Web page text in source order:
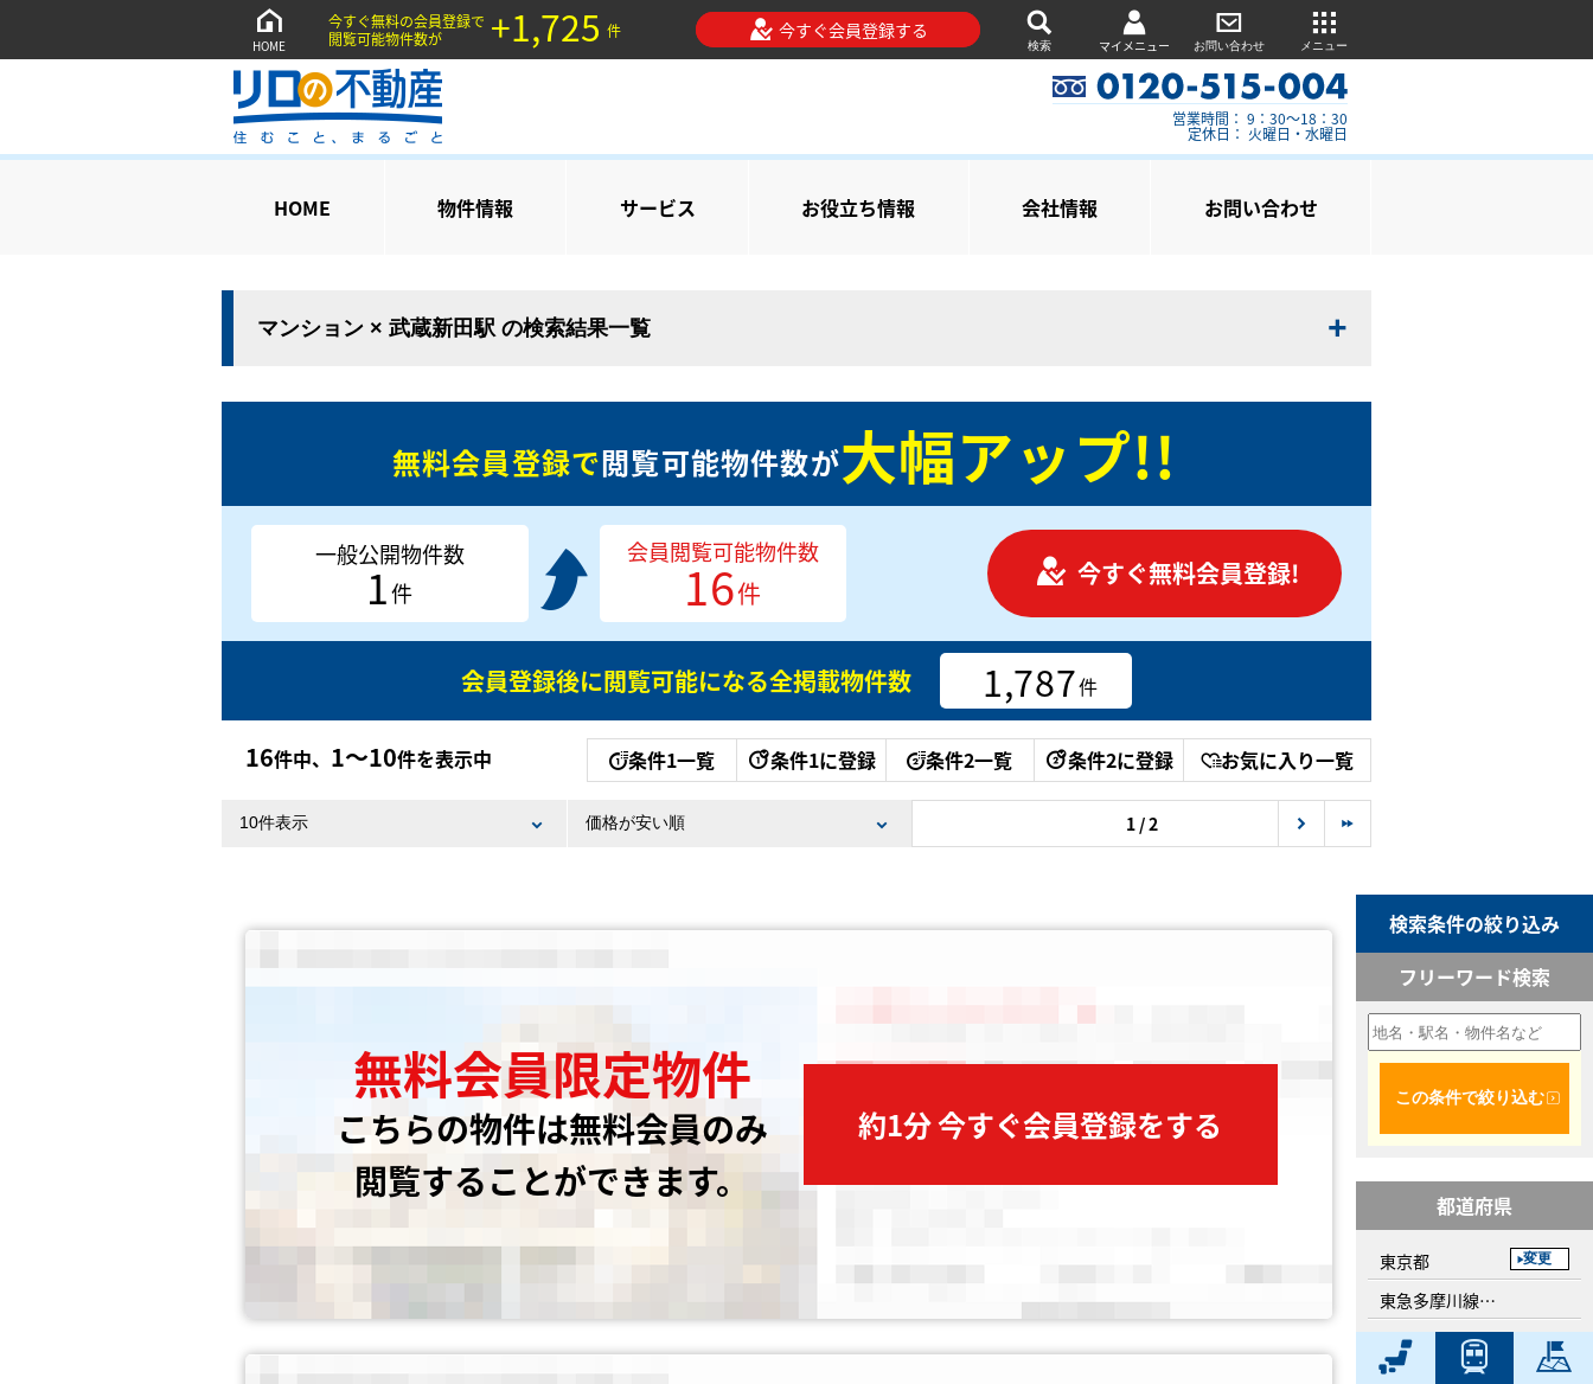
HOME
今すぐ無料の会員登録で
閲覧可能物件数が
+1,725 件 今すぐ会員登録する
検索 マイメニュー お問い合わせ メニュー
営業時間： 9：30～18：30
定休日： 火曜日・水曜日
HOME 物件情報 サービス お役立ち情報 会社情報 お問い合わせ
マンション × 武蔵新田駅 の検索結果一覧
無料会員登録で閲覧可能物件数が大幅アップ!!
一般公開物件数
1件
会員閲覧可能物件数
16件
今すぐ無料会員登録!
会員登録後に閲覧可能になる全掲載物件数 1,787件
16件中、 1〜10件を表示中 条件1一覧 条件1に登録 条件2一覧 条件2に登録 お気に入り一覧
1 / 2
無料会員限定物件
こちらの物件は無料会員のみ
閲覧することができます。
約1分 今すぐ会員登録をする
検索条件の絞り込み
フリーワード検索
この条件で絞り込む
都道府県
東京都 変更
東急多摩川線、武蔵新田駅